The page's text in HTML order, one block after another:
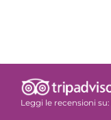
Leggi le recensioni su: